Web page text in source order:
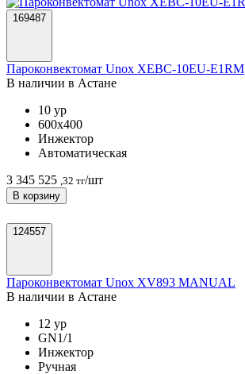
169487
Пароконвектомат Unox XEBC-10EU-E1RM
В наличии в Астанe
10 ур
600х400
Инжектор
Автоматическая
3 345 525 ,32 тг/шт
В корзину
124557
Пароконвектомат Unox XV893 MANUAL
В наличии в Астанe
12 ур
GN1/1
Инжектор
Ручная